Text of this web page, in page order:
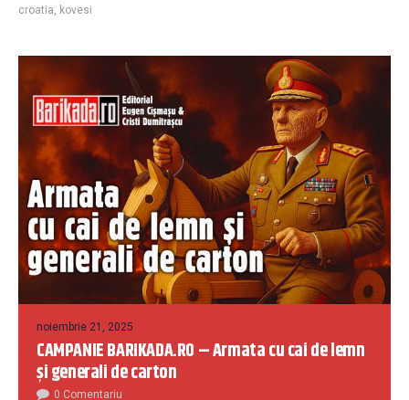
croatia, kovesi
noiembrie 21, 2025
CAMPANIE BARIKADA.RO – Armata cu cai de lemn
și generali de carton
0 Comentariu